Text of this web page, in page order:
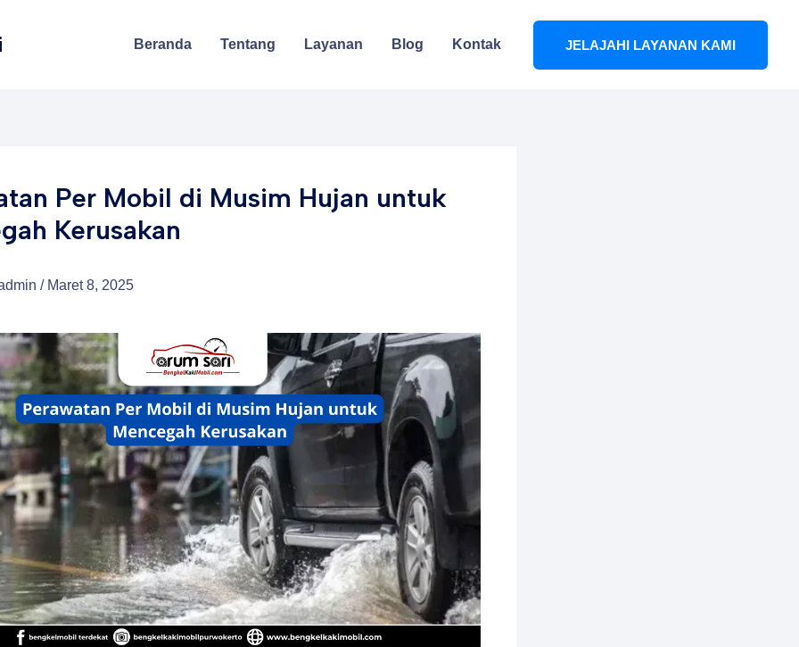
Beranda Tentang Layanan Blog Kontak JELAJAHI LAYANAN KAMI
Per Mobil di Musim Hujan untuk
Kerusakan
/ Maret 8, 2025